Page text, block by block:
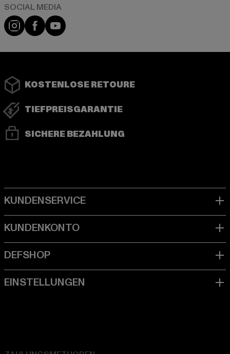
Instagram
FacebookYouTube
KOSTENLOSE RETOURE
TIEFPREISGARANTIE
SICHERE BEZAHLUNG